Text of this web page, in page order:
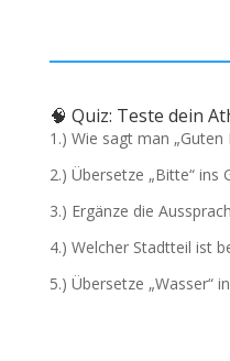
🧠 Quiz: Teste dein
1.) Wie sagt man
2.) Übersetze „Bitte“ ins
3.) Ergänze die
4.) Welcher Stadtteil ist
5.) Übersetze „Wasser“